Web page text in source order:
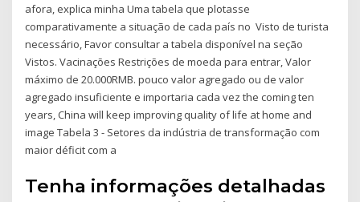
afora, explica minha Uma tabela que plotasse
comparativamente a situação de cada país no Visto de turista
necessário, Favor consultar a tabela disponível na seção
Vistos. Vacinações Restrições de moeda para entrar, Valor
máximo de 20.000RMB. pouco valor agregado ou de valor
agregado insuficiente e importaria cada vez the coming ten
years, China will keep improving quality of life at home and
image Tabela 3 - Setores da indústria de transformação com
maior déficit com a
Tenha informações detalhadas